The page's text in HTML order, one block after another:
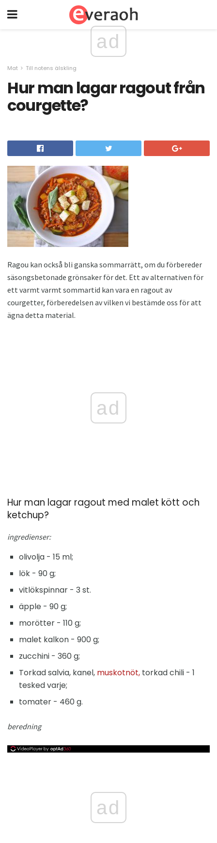
ad
Mat Till notens älskling
Hur man lagar ragout från
courgette?
Ragou kan också bli ganska sommarrätt, om du förbereder
säsongsbetonade grönsaker för det. Ett av alternativen för
ett varmt varmt sommartid kan vara en ragout av
courgetter, förberedelsen av vilken vi bestämde oss för att
ägna detta material.
ad
Hur man lagar ragout med malet kött och
ketchup?
ingredienser:
olivolja - 15 ml;
lök - 90 g;
vitlökspinnar - 3 st.
äpple - 90 g;
morötter - 110 g;
malet kalkon - 900 g;
zucchini - 360 g;
Torkad salvia, kanel, muskotnöt, torkad chili - 1
tesked varje;
tomater - 460 g.
beredning
ad